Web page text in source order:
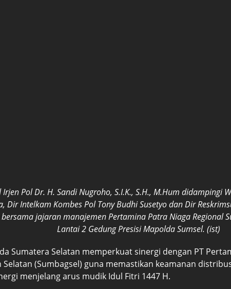
Irjen Pol Dr. H. Sandi Nugroho, S.I.K., S.H., M.Hum didampingi
Dir Intelkam Kombes Pol Tony Budhi Susetyo dan Dir
jajaran manajemen Pertamina Patra Niaga Regional
Lantai 2 Gedung Presisi Mapolda Sumsel. (ist)
Sumatera Selatan memperkuat sinergi dengan PT
Selatan (Sumbagsel) guna memastikan keamanan
menjelang arus mudik Idul Fitri 1447 H.